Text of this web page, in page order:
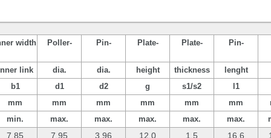
width Poller- Pin- Plate- Plate- Pin-
link dia. dia. height thickness
lenght
b1
d1 d2 g s1/s2
l1
mm
mm mm mm mm mm
min.
max. max. max. max. max.
7,85
7,95
3,96 12,0 1,5 16,6